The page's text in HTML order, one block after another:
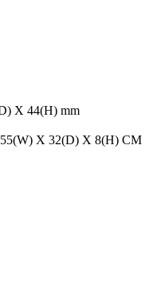
X 44(H) mm
X 32(D) X 8(H) CM